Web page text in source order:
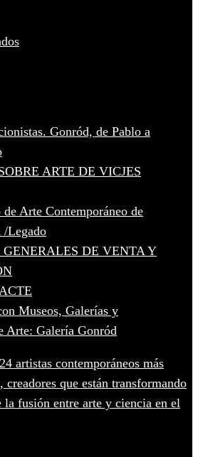
Gonród, de Pablo a
ARTE DE VICJES
Arte Contemporáneo de
/Legado
DE VENTA Y
Museos, Galerías y
Arte: Galería Gonród